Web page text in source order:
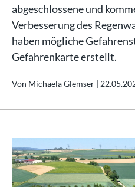
abgeschlossene und
Verbesserung des
haben mögliche
Gefahrenkarte erstellt.
Von Michaela Glemser |